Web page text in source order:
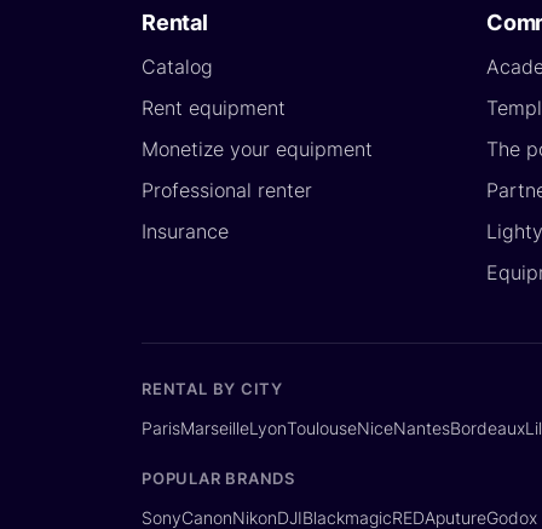
Rental
Catalog
Rent equipment
Monetize your equipment
Professional renter
Insurance
The
RENTAL BY CITY
ParisMarseilleLyonToulouseNiceNantesBordeaux
POPULAR BRANDS
SonyCanonNikonDJIBlackmagicREDAputureGodox